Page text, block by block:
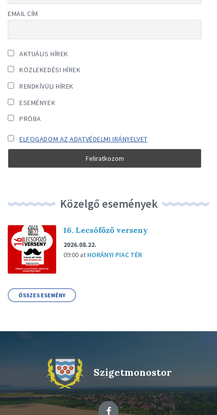
EMAIL CÍM
AKTUÁLIS HÍREK
KÖZLEKEDÉSI HÍREK
RENDKÍVÜLI HÍREK
ESEMÉNYEK
PRÓBA
ELFOGADOM AZ ADATVÉDELMI IRÁNYELVET
Közelgő események
16. Lecsófőző verseny
2026.08.22.
09:00 at HORÁNYI PIAC TÉR
ÖSSZES ESEMÉNY
Szigetmonostor
Facebook